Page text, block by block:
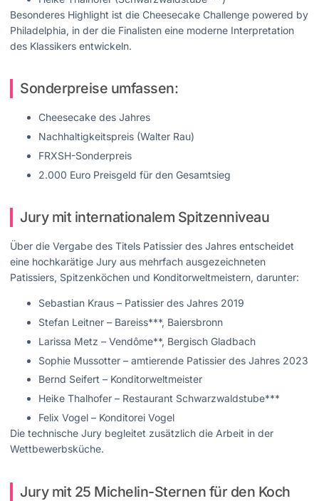
Besonderes Highlight ist die Cheesecake Challenge powered by
Philadelphia, in der die Finalisten eine moderne Interpretation
des Klassikers entwickeln.
Sonderpreise umfassen:
Cheesecake des Jahres
Nachhaltigkeitspreis (Walter Rau)
FRXSH-Sonderpreis
2.000 Euro Preisgeld für den Gesamtsieg
Jury mit internationalem Spitzenniveau
Über die Vergabe des Titels Patissier des Jahres entscheidet
eine hochkarätige Jury aus mehrfach ausgezeichneten
Patissiers, Spitzenköchen und Konditorweltmeistern, darunter:
Sebastian Kraus – Patissier des Jahres 2019
Stefan Leitner – Bareiss***, Baiersbronn
Larissa Metz – Vendôme**, Bergisch Gladbach
Sophie Mussotter – amtierende Patissier des Jahres 2023
Bernd Seifert – Konditorweltmeister
Heike Thalhofer – Restaurant Schwarzwaldstube***
Felix Vogel – Konditorei Vogel
Die technische Jury begleitet zusätzlich die Arbeit in der
Wettbewerbsküche.
Jury mit 25 Michelin-Sternen für den Koch